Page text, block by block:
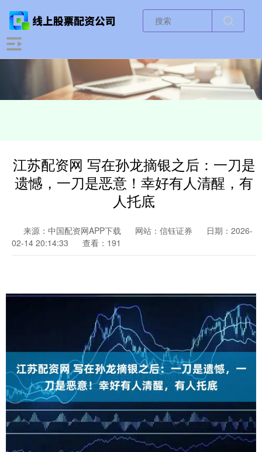
江苏配资网 写在孙龙摘银之后：一刀是
遗憾，一刀是恶意！幸好有人清醒，有
人托底
来源：中国配资网APP下载 网站：信钰证券
日期：2026-
02-14 20:14:33
查看：191